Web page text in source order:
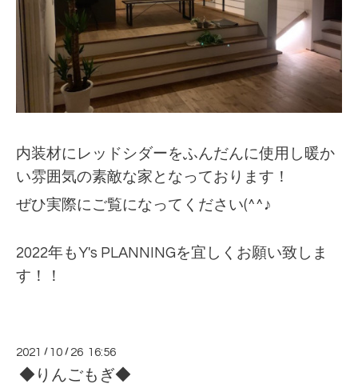
内装材にレッドシダーをふんだんに使用し暖か
い雰囲気の素敵な家となっております！
ぜひ実際にご覧になってください(^^♪
2022年もY's PLANNINGを宜しくお願い致しま
す！！
2021 / 10 / 26 16:56
◆りんごもぎ◆